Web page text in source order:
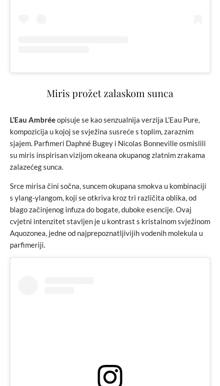
Miris prožet zalaskom sunca
L’Eau Ambréeopisuje se kao senzualnija verzija L’Eau Pure,
kompozicija u kojoj se svježina susreće s toplim, zaraznim
sjajem. Parfimeri Daphné Bugey i Nicolas Bonneville osmislili
su miris inspirisan vizijom okeana okupanog zlatnim zrakama
zalazećeg sunca.
Srce mirisa čini sočna, suncem okupana smokva u kombinaciji
s ylang-ylangom, koji se otkriva kroz tri različita oblika, od
blago začinjenog infuza do bogate, duboke esencije. Ovaj
cvjetni intenzitet stavljen je u kontrast s kristalnom svježinom
Aquozonea, jedne od najprepoznatljivijih vodenih molekula u
parfimeriji.